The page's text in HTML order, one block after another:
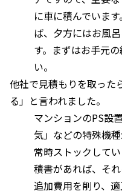
に車に積んでいま
ば、夕方にはお風
す。まずはお手元
い。
他社で見積もりを取った
る」と言われました。
マンションのPS設
気」などの特殊機
常時ストックして
積書があれば、そ
追加費用を削り、適